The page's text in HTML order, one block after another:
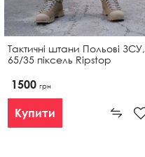
Тактичні штани Польові ЗСУ,
65/35 піксель Ripstop
1500 грн
Купити